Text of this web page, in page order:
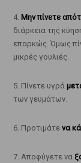
4. Μην πίνετε
διάρκεια της
επαρκώς. Όμως
μικρές γουλιές.
5. Πίνετε υγρά
των γευμάτων.
6. Προτιμάτε να
7. Αποφύγετε να